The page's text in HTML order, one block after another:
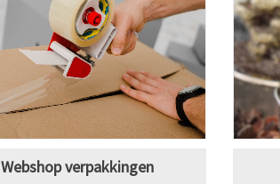
Webshop verpakkingen